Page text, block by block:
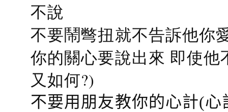
不說
不要鬧彆扭就不告訴他你
你的關心要說出來 即使
又如何?)
不要用朋友教你的心計(